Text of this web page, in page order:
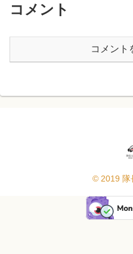
コメント
コメント
© 2019 隊